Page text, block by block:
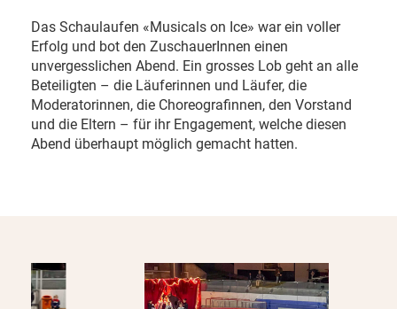
Das Schaulaufen «Musicals on Ice» war ein voller
Erfolg und bot den ZuschauerInnen einen
unvergesslichen Abend. Ein grosses Lob geht an alle
Beteiligten – die Läuferinnen und Läufer, die
Moderatorinnen, die Choreografinnen, den Vorstand
und die Eltern – für ihr Engagement, welche diesen
Abend überhaupt möglich gemacht hatten.